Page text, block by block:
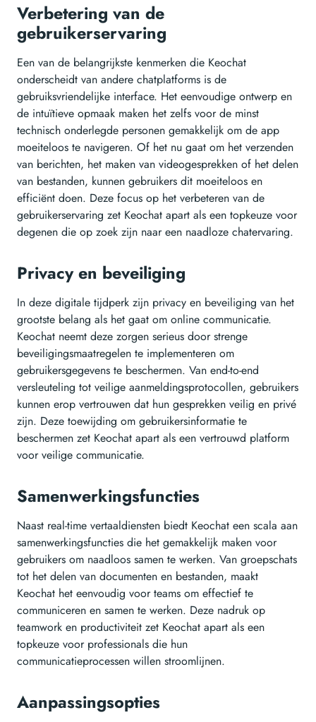
Verbetering van de
gebruikerservaring
Een van de belangrijkste kenmerken die Keochat
onderscheidt van andere chatplatforms is de
gebruiksvriendelijke interface. Het eenvoudige ontwerp en
de intuïtieve opmaak maken het zelfs voor de minst
technisch onderlegde personen gemakkelijk om de app
moeiteloos te navigeren. Of het nu gaat om het verzenden
van berichten, het maken van videogesprekken of het delen
van bestanden, kunnen gebruikers dit moeiteloos en
efficiënt doen. Deze focus op het verbeteren van de
gebruikerservaring zet Keochat apart als een topkeuze voor
degenen die op zoek zijn naar een naadloze chatervaring.
Privacy en beveiliging
In deze digitale tijdperk zijn privacy en beveiliging van het
grootste belang als het gaat om online communicatie.
Keochat neemt deze zorgen serieus door strenge
beveiligingsmaatregelen te implementeren om
gebruikersgegevens te beschermen. Van end-to-end
versleuteling tot veilige aanmeldingsprotocollen, gebruikers
kunnen erop vertrouwen dat hun gesprekken veilig en privé
zijn. Deze toewijding om gebruikersinformatie te
beschermen zet Keochat apart als een vertrouwd platform
voor veilige communicatie.
Samenwerkingsfuncties
Naast real-time vertaaldiensten biedt Keochat een scala aan
samenwerkingsfuncties die het gemakkelijk maken voor
gebruikers om naadloos samen te werken. Van groepschats
tot het delen van documenten en bestanden, maakt
Keochat het eenvoudig voor teams om effectief te
communiceren en samen te werken. Deze nadruk op
teamwork en productiviteit zet Keochat apart als een
topkeuze voor professionals die hun
communicatieprocessen willen stroomlijnen.
Aanpassingsopties